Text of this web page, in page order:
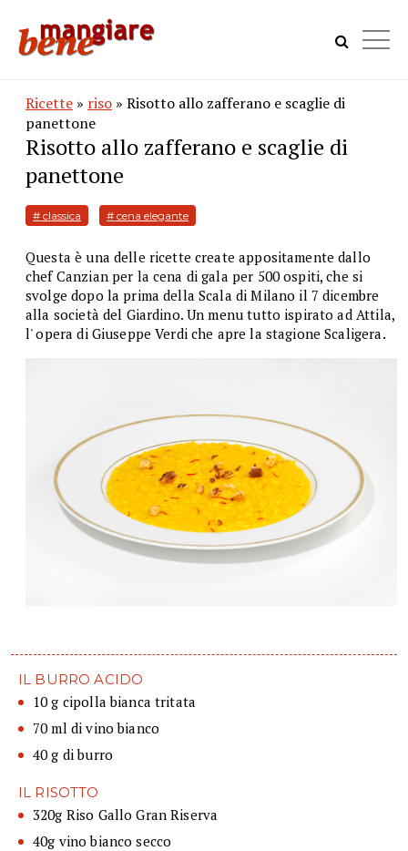
Ricette » riso » Risotto allo zafferano e scaglie di
panettone
Risotto allo zafferano e scaglie di
panettone
# classica # cena elegante
Questa è una delle ricette create appositamente dallo
chef Canzian per la cena di gala per 500 ospiti, che si
svolge dopo la prima della Scala di Milano il 7 dicembre
alla società del Giardino. Un menu tutto ispirato ad Attila,
l' opera di Giuseppe Verdi che apre la stagione Scaligera.
IL BURRO ACIDO
10 g cipolla bianca tritata
70 ml di vino bianco
40 g di burro
IL RISOTTO
320g Riso Gallo Gran Riserva
40g vino bianco secco